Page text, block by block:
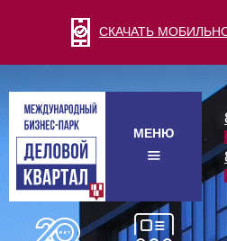
СКАЧАТЬ
МЕНЮ